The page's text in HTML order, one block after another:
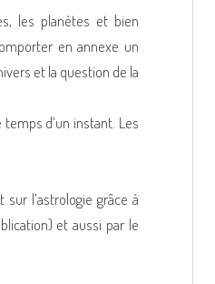
les planètes et bien
en annexe un
et la question de la
d’un instant. Les
l’astrologie grâce à
et aussi par le